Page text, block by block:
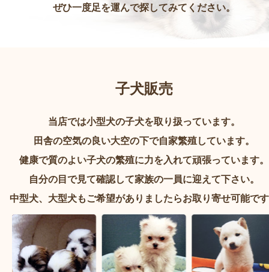
ぜひ一度足を運んで探してみてください。
子犬販売
当店では小型犬の子犬を取り扱っています。
田舎の空気の良い大空の下で自家繁殖しています。
健康で質のよい子犬の繁殖に力を入れて頑張っています。
自分の目で見て確認して家族の一員に迎えて下さい。
中型犬、大型犬もご希望がありましたらお取り寄せ可能で